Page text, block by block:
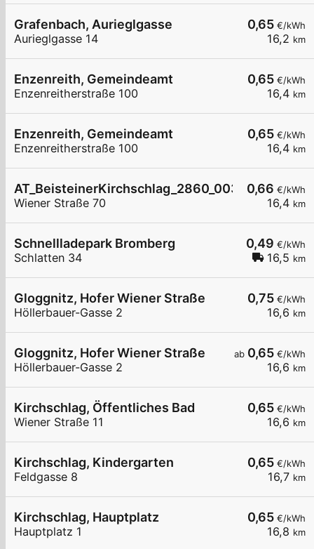
0,65 €/kWh
16,2 km
Grafenbach, Aurieglgasse
Aurieglgasse 14
0,65 €/kWh
16,4 km
Enzenreith, Gemeindeamt
Enzenreitherstraße 100
0,65 €/kWh
16,4 km
Enzenreith, Gemeindeamt
Enzenreitherstraße 100
0,66 €/kWh
16,4 km
AT_BeisteinerKirchschlag_2860_003 öffentlich
Wiener Straße 70
0,49 €/kWh
16,5 km
Schnellladepark Bromberg
Schlatten 34
0,75 €/kWh
16,6 km
Gloggnitz, Hofer Wiener Straße
Höllerbauer-Gasse 2
ab 0,65 €/kWh
16,6 km
Gloggnitz, Hofer Wiener Straße
Höllerbauer-Gasse 2
0,65 €/kWh
16,6 km
Kirchschlag, Öffentliches Bad
Wiener Straße 11
0,65 €/kWh
16,7 km
Kirchschlag, Kindergarten
Feldgasse 8
0,65 €/kWh
16,8 km
Kirchschlag, Hauptplatz
Hauptplatz 1